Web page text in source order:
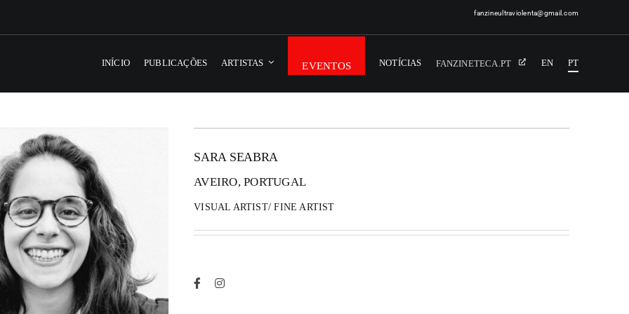
fanzineultraviolenta@gmail.com
INÍCIO PUBLICAÇÕES ARTISTAS EVENTOS NOTÍCIAS FANZINETECA.PT EN PT
SARA SEABRA
AVEIRO, PORTUGAL
VISUAL ARTIST/ FINE ARTIST